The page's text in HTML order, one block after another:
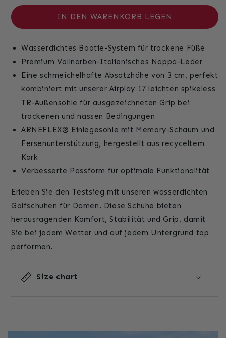
Menge
Alesi
Weiß/Grün
Menge
für
Alesi
Weiß/Grün
IN DEN WARENKORB LEGEN
Wasserdichtes Bootie-System für trockene Füße
Premium Vollnarben-Italienisches Nappa-Leder
Eine schmeichelhafte Absatzhöhe von 3 cm, perfekt
kombiniert mit unserer Airplay 17 leichten spikeless
TR-Außensohle für ausgezeichneten Grip bei
trockenen und nassen Bedingungen
ARNEFLEX® Einlegesohle mit Memory-Schaum und
Fersenunterstützung, hergestellt aus recyceltem
Kork
Verbesserte Passform für optimale Funktionalität
Erleben Sie den Testsieg mit unseren wasserdichten
Golfschuhen für Damen. Diese Schuhe bieten
herausragenden Komfort, Stabilität und Grip, damit
Sie bei jedem Wetter und auf jedem Untergrund top
performen.
Size chart